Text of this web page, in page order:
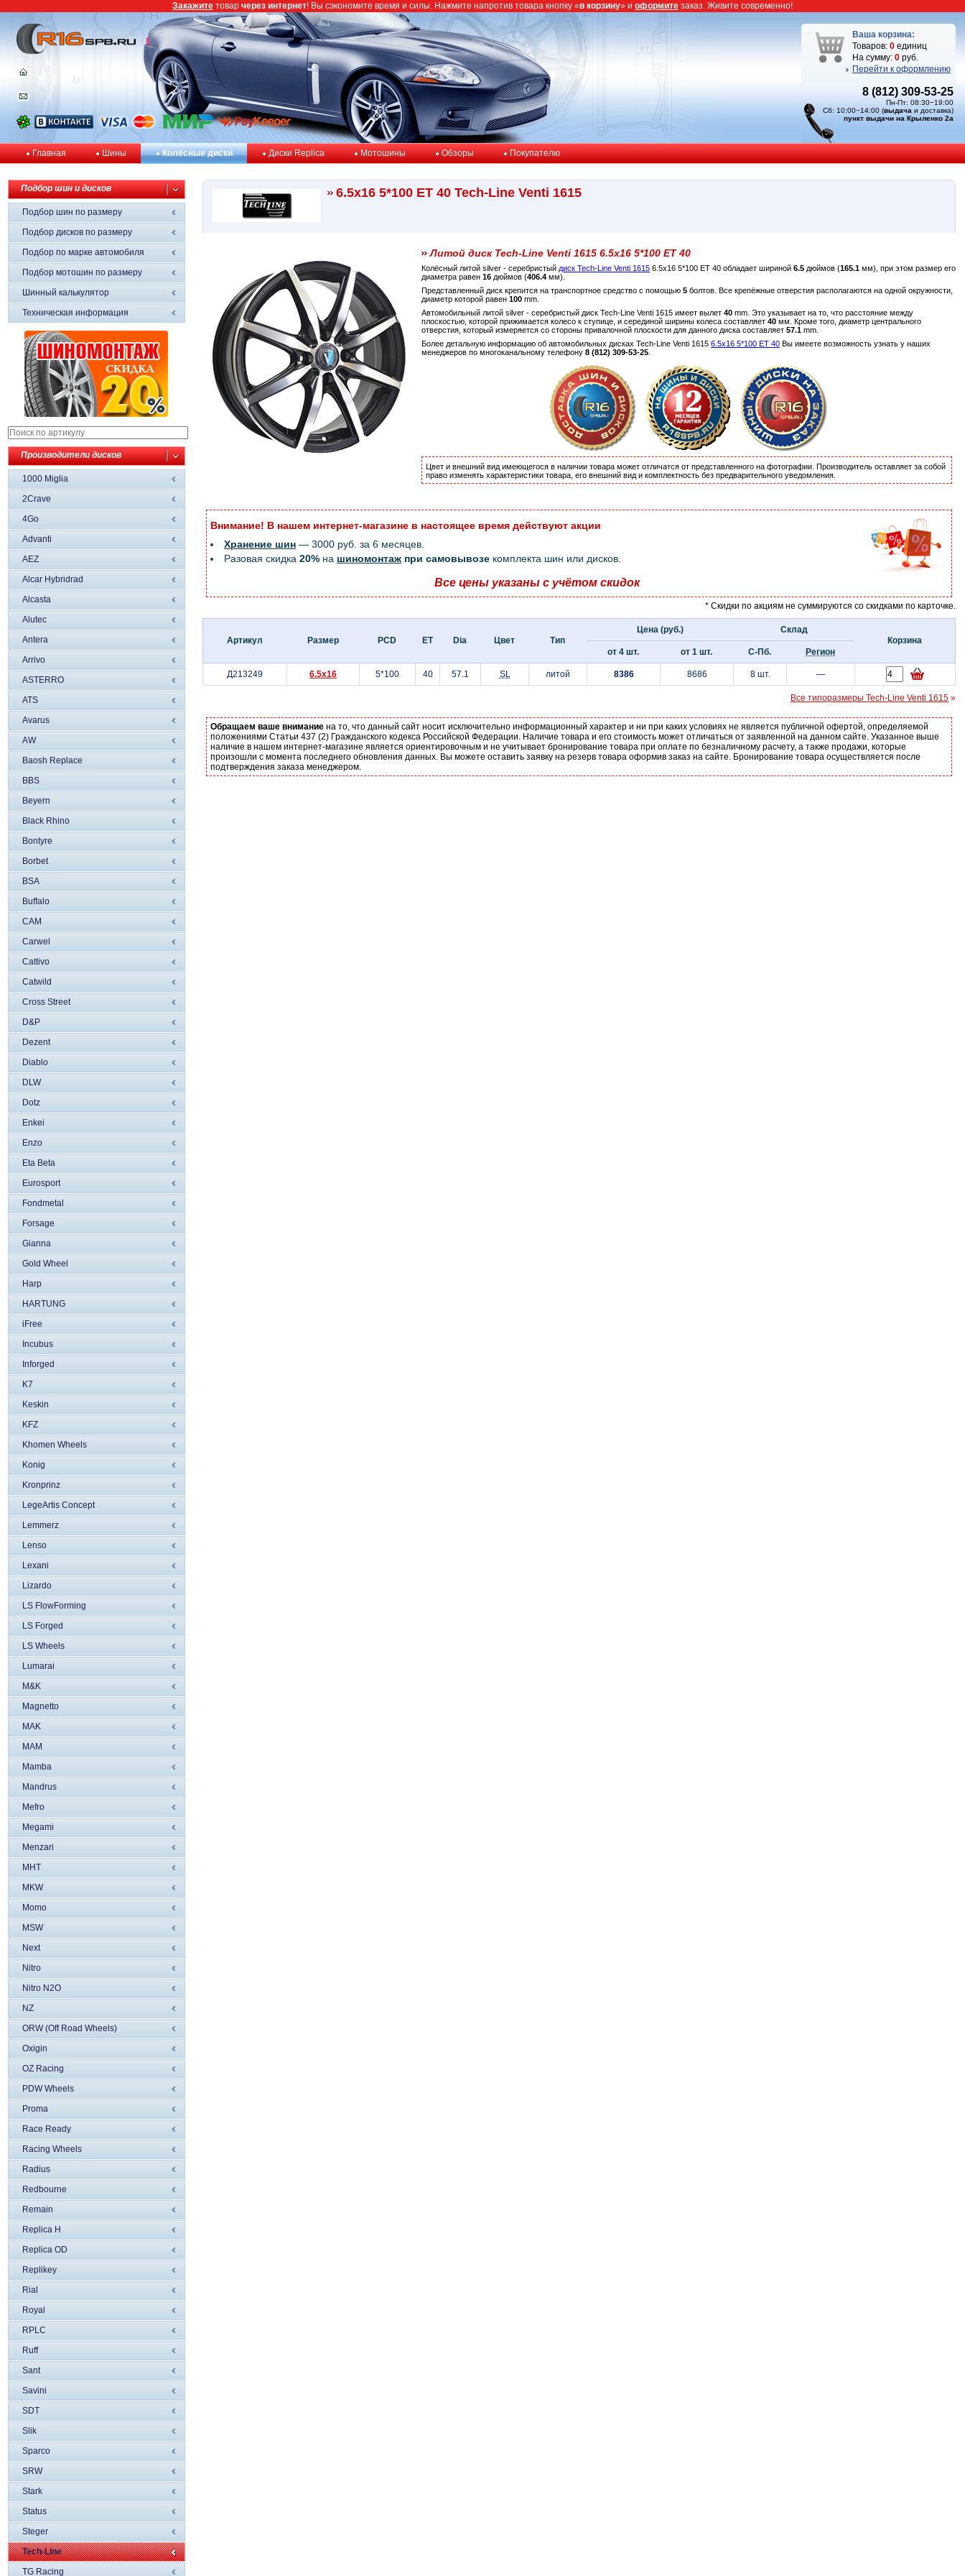
Ваша корзина:
Товаров: 0 единиц
На сумму: 0 руб.
Перейти к оформлению
8 (812) 309-53-25
Пн-Пт: 08:30−19:00
Сб: 10:00−14:00 (выдача и доставка)
пункт выдачи на Крыленко 2а
Главная Шины Колёсные диски Диски Replica Мотошины Обзоры Покупателю
Подбор шин и дисков
Подбор шин по размеру
Подбор дисков по размеру
Подбор по марке автомобиля
Подбор мотошин по размеру
Шинный калькулятор
Техническая информация
Производители дисков
1000 Miglia
2Crave
4Go
Advanti
AEZ
Alcar Hybridrad
Alcasta
Alutec
Antera
Arrivo
ASTERRO
ATS
Avarus
AW
Baosh Replace
BBS
Beyern
Black Rhino
Bontyre
Borbet
BSA
Buffalo
CAM
Carwel
Cattivo
Catwild
Cross Street
D&P
Dezent
Diablo
DLW
Dotz
Enkei
Enzo
Eta Beta
Eurosport
Fondmetal
Forsage
Gianna
Gold Wheel
Harp
HARTUNG
iFree
Incubus
Inforged
K7
Keskin
KFZ
Khomen Wheels
Konig
Kronprinz
LegeArtis Concept
Lemmerz
Lenso
Lexani
Lizardo
LS FlowForming
LS Forged
LS Wheels
Lumarai
M&K
Magnetto
MAK
MAM
Mamba
Mandrus
Mefro
Megami
Menzari
MHT
MKW
Momo
MSW
Next
Nitro
Nitro N2O
NZ
ORW (Off Road Wheels)
Oxigin
OZ Racing
PDW Wheels
Proma
Race Ready
Racing Wheels
Radius
Redbourne
Remain
Replica H
Replica OD
Replikey
Rial
Royal
RPLC
Ruff
Sant
Savini
SDT
Slik
Sparco
SRW
Stark
Status
Steger
Tech-Line
TG Racing
6.5x16 5*100 ET 40 Tech-Line Venti 1615
Литой диск Tech-Line Venti 1615 6.5x16 5*100 ET 40
Колёсный литой silver - серебристый диск Tech-Line Venti 1615 6.5x16 5*100 ET 40 обладает шириной 6.5 дюймов (165.1 мм), при этом размер его
диаметра равен 16 дюймов (406.4 мм).
Представленный диск крепится на транспортное средство с помощью 5 болтов. Все крепёжные отверстия располагаются на одной окружности,
диаметр которой равен 100 mm.
Автомобильный литой silver - серебристый диск Tech-Line Venti 1615 имеет вылет 40 mm. Это указывает на то, что расстояние между
плоскостью, которой прижимается колесо к ступице, и серединой ширины колеса составляет 40 мм. Кроме того, диаметр центрального
отверстия, который измеряется со стороны привалочной плоскости для данного диска составляет 57.1 mm.
Более детальную информацию об автомобильных дисках Tech-Line Venti 1615 6.5x16 5*100 ET 40 Вы имеете возможность узнать у наших
менеджеров по многоканальному телефону 8 (812) 309-53-25
Цвет и внешний вид имеющегося в наличии товара может отличатся от представленного на фотографии. Производитель оставляет за собой
право изменять характеристики товара, его внешний вид и комплектность без предварительного уведомления.
Внимание! В нашем интернет-магазине в настоящее время действуют акции
Хранение шин — 3000 руб. за 6 месяцев.
Разовая скидка 20% на шиномонтаж при самовывозе комплекта шин или дисков.
Все цены указаны с учётом скидок
* Скидки по акциям не суммируются со скидками по карточке.
Артикул Размер PCD ET Dia Цвет Тип
Цена (руб.)
Склад
Корзина
от 4 шт.
от 1 шт. С-Пб. Регион
Д213249 6.5x16 5*100 40 57.1 SL литой 8386 8686 8 шт. —
Все типоразмеры Tech-Line Venti 1615 »
Обращаем ваше внимание на то, что данный сайт носит исключительно информационный характер и ни при каких условиях не является публичной офертой, определяемой
положениями Статьи 437 (2) Гражданского кодекса Российской Федерации. Наличие товара и его стоимость может отличаться от заявленной на данном сайте. Указанное выше
наличие в нашем интернет-магазине является ориентировочным и не учитывает бронирование товара при оплате по безналичному расчету, а также продажи, которые
произошли с момента последнего обновления данных. Вы можете оставить заявку на резерв товара оформив заказ на сайте. Бронирование товара осуществляется после
подтверждения заказа менеджером.
Закажите товар через интернет! Вы сэкономите время и силы. Нажмите напротив товара кнопку «в корзину» и оформите заказ. Живите современно!